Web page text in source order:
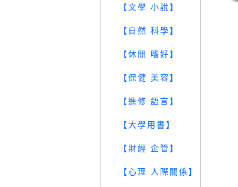
【文學 小說】
【自然 科學】
【休閒 嗜好】
【保健 美容】
【進修 語言】
【大學用書】
【財經 企管】
【心理 人際關係】
【WUG】水滸傳_鏡花緣_
今古奇觀_聊齋誌異_4本
元
【QZE】中國創作童話-2
8、30冊_2本合售_台灣部